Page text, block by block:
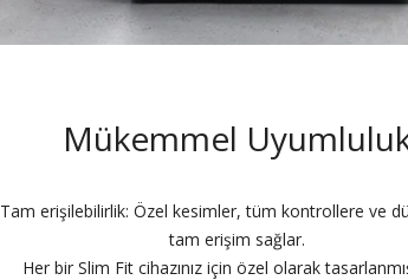
Mükemmel
Tam erişilebilirlik: Özel kesimler, tüm kontrollere ve
tam erişim sağlar.
Her bir Slim Fit cihazınız için özel olarak